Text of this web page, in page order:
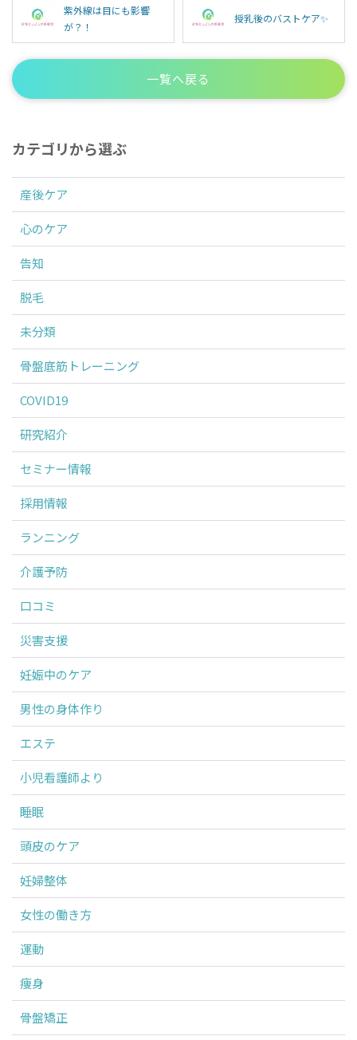
紫外線は目にも影響
が？！
授乳後のバストケア✨
一覧へ戻る
カテゴリから選ぶ
産後ケア
心のケア
告知
脱毛
未分類
骨盤底筋トレーニング
COVID19
研究紹介
セミナー情報
採用情報
ランニング
介護予防
口コミ
災害支援
妊娠中のケア
男性の身体作り
エステ
小児看護師より
睡眠
頭皮のケア
妊婦整体
女性の働き方
運動
痩身
骨盤矯正